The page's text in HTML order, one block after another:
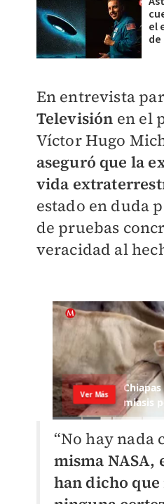
el
de
En entrevista
Televisión en el
Víctor Hugo
aseguró que la
vida
estado en duda
de pruebas
veracidad al
“No hay nada
misma NASA,
han dicho que